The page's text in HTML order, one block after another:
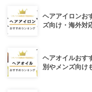
ヘアアイロンお
ズ向け・海外対
ヘアオイルおす
別やメンズ向け